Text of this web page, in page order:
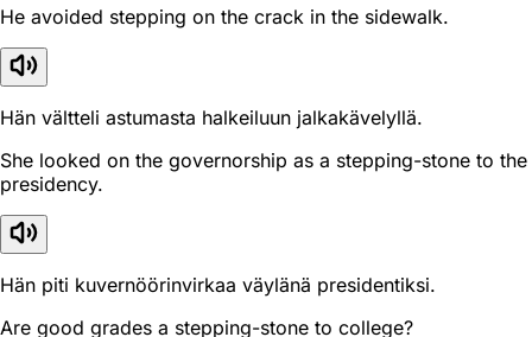
He avoided stepping on the crack in the sidewalk.
Hän vältteli astumasta halkeiluun jalkakävelyllä.
She looked on the governorship as a stepping-stone to the
presidency.
Hän piti kuvernöörinvirkaa väylänä presidentiksi.
Are good grades a stepping-stone to college?